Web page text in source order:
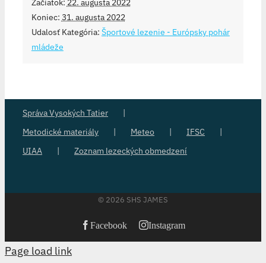
Začiatok: 22. augusta 2022
Koniec: 31. augusta 2022
Udalosť Kategória: Športové lezenie - Európsky pohár
mládeže
Správa Vysokých Tatier
Metodické materiály
Meteo
IFSC
UIAA
Zoznam lezeckých obmedzení
© 2026 SHS JAMES
Facebook Instagram
Page load link